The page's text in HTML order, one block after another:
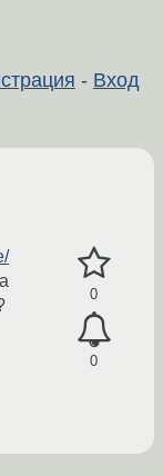
- Вход
0
0